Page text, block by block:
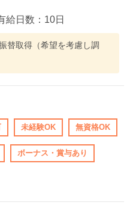
給日数：10日
替取得（希望を考慮し調
未経験OK 無資格OK
ボーナス・賞与あり